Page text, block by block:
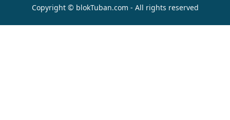
Copyright © blokTuban.com - All rights reserved